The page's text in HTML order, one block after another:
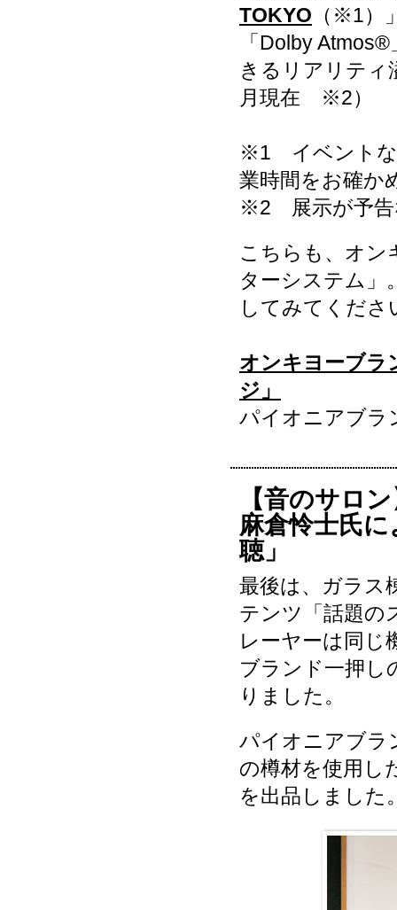
TOKYO （※1）
「Dolby
きるリアリティ
月現在 ※2）
※1 イベントな
業時間をお確か
※2 展示が予告
こちらも、オン
ターシステム」
してみてくださ
オンキヨーブラ
ジ」
パイオニアブラ
【音のサロ
麻倉怜士氏
聴」
最後は、ガラス
テンツ「話題の
レーヤーは同じ
ブランド一押し
りました。
パイオニアブラ
の樽材を使用し
を出品しました